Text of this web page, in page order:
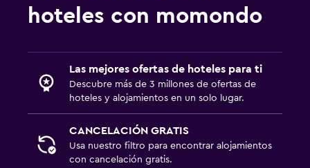
hoteles con momondo
Las mejores ofertas de hoteles para ti
Descubre más de 3 millones de ofertas de
hoteles y alojamientos en un solo lugar.
CANCELACIÓN GRATIS
Usa nuestro filtro para encontrar alojamientos
con cancelación gratis.